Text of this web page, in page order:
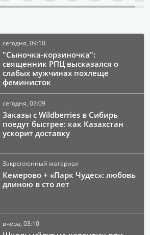
сегодня, 09:10
"Сыночка-корзиночка":
священник РПЦ высказался о
слабых мужчинах похлеще
феминисток
сегодня, 03:09
Заказы с Wildberries в Сибирь
поедут быстрее: как Казахстан
ускорит доставку
Закрепленный материал
Кемерово + «Парк Чудес»: любовь
длиною в сто лет
вчера, 03:10